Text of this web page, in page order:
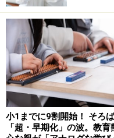
誰でも普通に経験する
その悔しさをバネにし
というのが健康的な心
大人が、勝ち負けにこ
小1までに9割開始！ そろ
「超・早期化」の波。教育